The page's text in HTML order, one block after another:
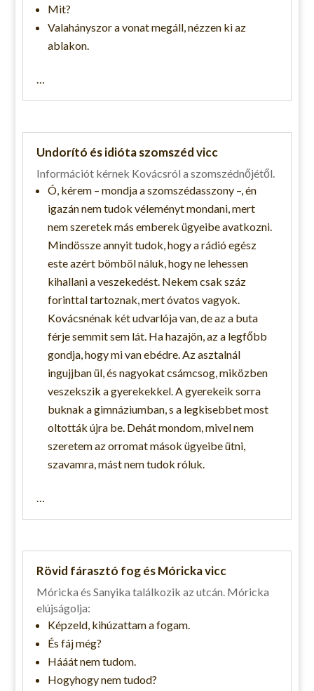
Mit?
Valahányszor a vonat megáll, nézzen ki az
ablakon.
…
Undorító és idióta szomszéd vicc
Információt kérnek Kovácsról a szomszédnőjétől.
Ó, kérem – mondja a szomszédasszony –, én
igazán nem tudok véleményt mondani, mert
nem szeretek más emberek ügyeibe avatkozni.
Mindössze annyit tudok, hogy a rádió egész
este azért bömböl náluk, hogy ne lehessen
kihallani a veszekedést. Nekem csak száz
forinttal tartoznak, mert óvatos vagyok.
Kovácsnénak két udvarlója van, de az a buta
férje semmit sem lát. Ha hazajön, az a legfőbb
gondja, hogy mi van ebédre. Az asztalnál
ingujjban ül, és nagyokat csámcsog, miközben
veszekszik a gyerekekkel. A gyerekeik sorra
buknak a gimnáziumban, s a legkisebbet most
oltották újra be. Dehát mondom, mivel nem
szeretem az orromat mások ügyeibe ütni,
szavamra, mást nem tudok róluk.
…
Rövid fárasztó fog és Móricka vicc
Móricka és Sanyika találkozik az utcán. Móricka
elújságolja:
Képzeld, kihúzattam a fogam.
És fáj még?
Hááát nem tudom.
Hogyhogy nem tudod?